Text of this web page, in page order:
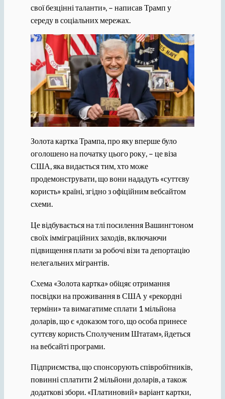
свої безцінні таланти», – написав Трамп у
середу в соціальних мережах.
Золота картка Трампа, про яку вперше було
оголошено на початку цього року, – це віза
США, яка видається тим, хто може
продемонструвати, що вони нададуть «суттєву
користь» країні, згідно з офіційним вебсайтом
схеми.
Це відбувається на тлі посилення Вашингтоном
своїх імміграційних заходів, включаючи
підвищення плати за робочі візи та депортацію
нелегальних мігрантів.
Схема «Золота картка» обіцяє отримання
посвідки на проживання в США у «рекордні
терміни» та вимагатиме сплати 1 мільйона
доларів, що є «доказом того, що особа принесе
суттєву користь Сполученим Штатам», йдеться
на вебсайті програми.
Підприємства, що спонсорують співробітників,
повинні сплатити 2 мільйони доларів, а також
додаткові збори. «Платиновий» варіант картки,